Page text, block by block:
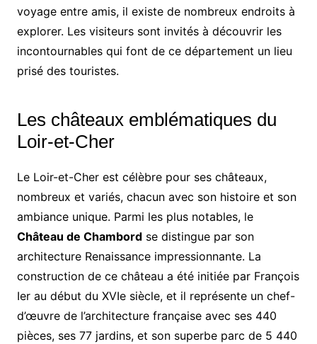
voyage entre amis, il existe de nombreux endroits à
explorer. Les visiteurs sont invités à découvrir les
incontournables qui font de ce département un lieu
prisé des touristes.
Les châteaux emblématiques du
Loir-et-Cher
Le Loir-et-Cher est célèbre pour ses châteaux,
nombreux et variés, chacun avec son histoire et son
ambiance unique. Parmi les plus notables, le
Château de Chambordse distingue par son
architecture Renaissance impressionnante. La
construction de ce château a été initiée par François
Ier au début du XVIe siècle, et il représente un chef-
d’œuvre de l’architecture française avec ses 440
pièces, ses 77 jardins, et son superbe parc de 5 440